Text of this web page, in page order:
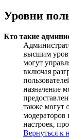
Уровни
Кто такие
высшим
могут
включая
назначение
также могут
модераторов
настроек,
Вернуться к